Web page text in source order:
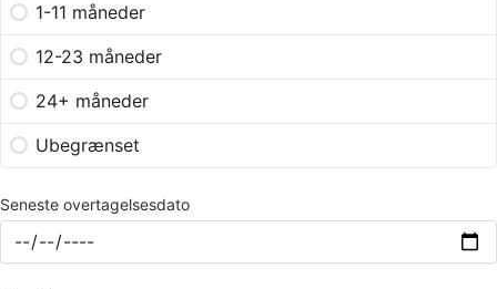
1-11 måneder
12-23 måneder
24+ måneder
Ubegrænset
Seneste overtagelsesdato